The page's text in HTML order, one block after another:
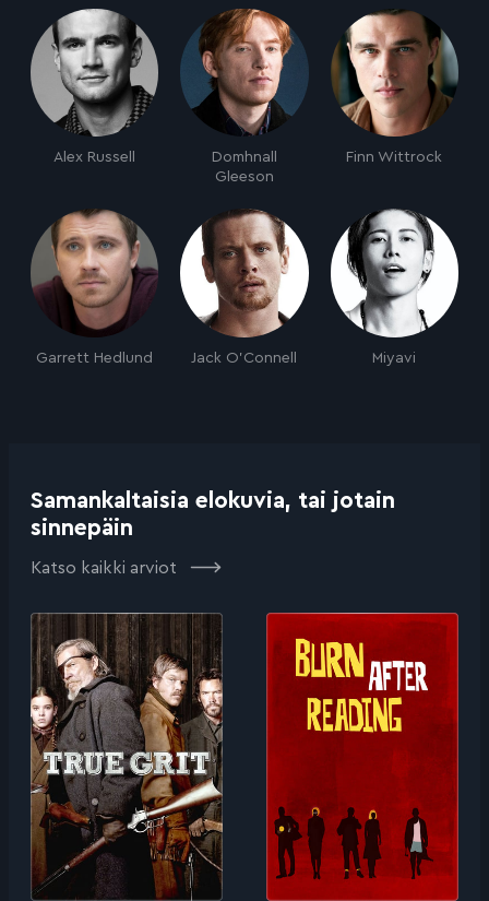
Alex Russell
Domhnall
Gleeson
Finn Wittrock
Garrett Hedlund Jack O'Connell Miyavi
Samankaltaisia elokuvia, tai jotain
sinnepäin
Katso kaikki arviot